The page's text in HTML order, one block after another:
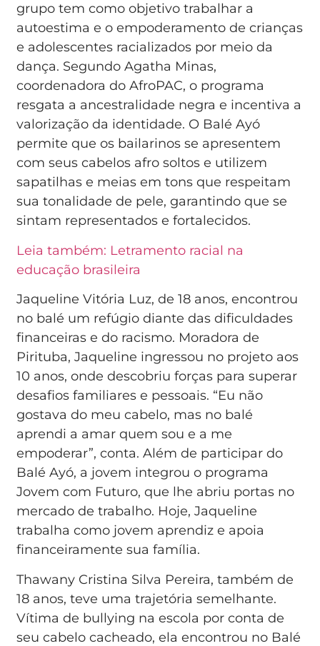
grupo tem como objetivo trabalhar a
autoestima e o empoderamento de crianças
e adolescentes racializados por meio da
dança. Segundo Agatha Minas,
coordenadora do AfroPAC, o programa
resgata a ancestralidade negra e incentiva a
valorização da identidade. O Balé Ayó
permite que os bailarinos se apresentem
com seus cabelos afro soltos e utilizem
sapatilhas e meias em tons que respeitam
sua tonalidade de pele, garantindo que se
sintam representados e fortalecidos.
Leia também: Letramento racial na
educação brasileira
Jaqueline Vitória Luz, de 18 anos, encontrou
no balé um refúgio diante das dificuldades
financeiras e do racismo. Moradora de
Pirituba, Jaqueline ingressou no projeto aos
10 anos, onde descobriu forças para superar
desafios familiares e pessoais. “Eu não
gostava do meu cabelo, mas no balé
aprendi a amar quem sou e a me
empoderar”, conta. Além de participar do
Balé Ayó, a jovem integrou o programa
Jovem com Futuro, que lhe abriu portas no
mercado de trabalho. Hoje, Jaqueline
trabalha como jovem aprendiz e apoia
financeiramente sua família.
Thawany Cristina Silva Pereira, também de
18 anos, teve uma trajetória semelhante.
Vítima de bullying na escola por conta de
seu cabelo cacheado, ela encontrou no Balé